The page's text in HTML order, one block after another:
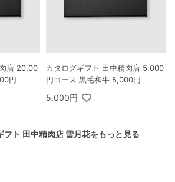
店 20,00
円
カタログギフト 田中精肉店 5,000
円コース 黒毛和牛 5,000円
5,000円
フト 田中精肉店 雪月花をもっと見る